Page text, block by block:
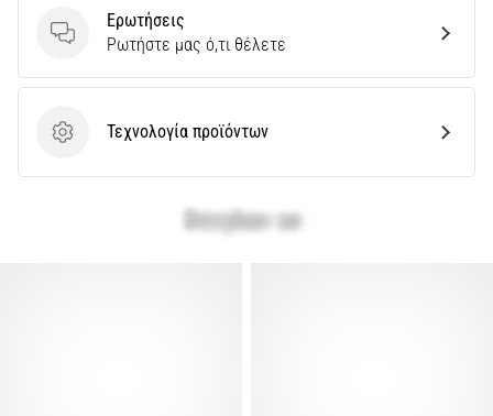
Εμφάνιση
των
Ερωτήσεις
Ερωτήσεις
Ρωτήστε μας ό,τι θέλετε
Τεχνολογία προϊόντων
Τεχνολογία προϊόντων